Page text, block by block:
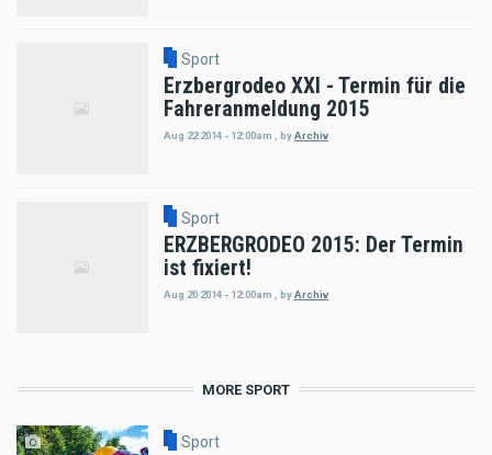
Sport
Erzbergrodeo XXI - Termin für die
Fahreranmeldung 2015
Aug 22 2014 - 12:00am , byArchiv
Sport
ERZBERGRODEO 2015: Der Termin
ist fixiert!
Aug 20 2014 - 12:00am byArchiv
MORE SPORT
Sport